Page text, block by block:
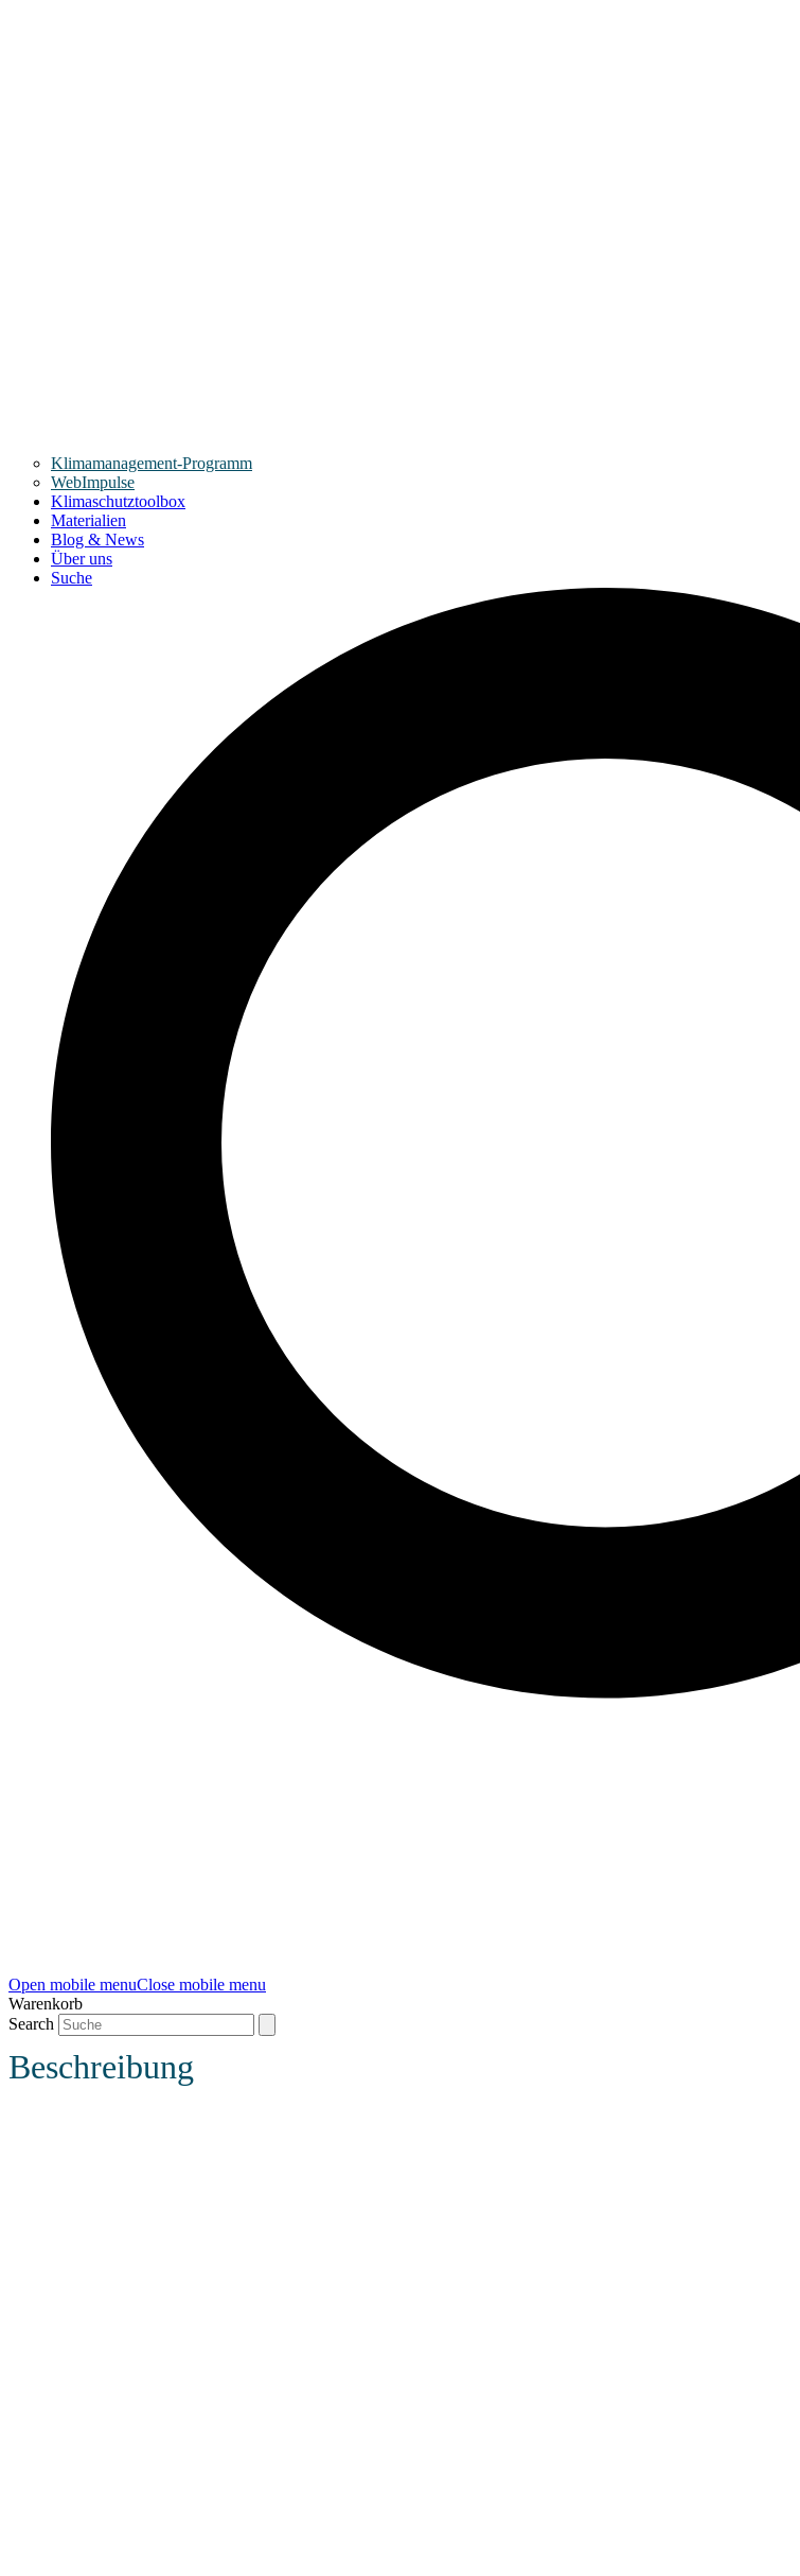
Klimamanagement-Programm
WebImpulse
Klimaschutztoolbox
Materialien
Blog & News
Über uns
Suche
Open mobile menuClose mobile menu
Warenkorb
Search
Beschreibung